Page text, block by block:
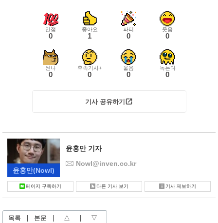
만점
0
좋아요
1
파티
0
웃음
0
씬나
0
후속기사+
0
울음
0
녹는다
0
기사 공유하기
윤홍만(Nowl)
윤홍만 기자
Nowl@inven.co.kr
페이지 구독하기 다른 기사 보기 기사 제보하기
목록 본문 △ ▽